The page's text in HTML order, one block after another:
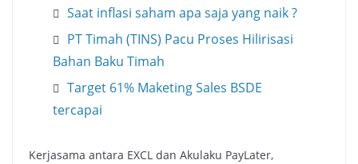
Saat inflasi saham apa saja yang naik ?
PT Timah (TINS) Pacu Proses Hilirisasi
Bahan Baku Timah
Target 61% Maketing Sales BSDE
tercapai
Kerjasama antara EXCL dan Akulaku PayLater,